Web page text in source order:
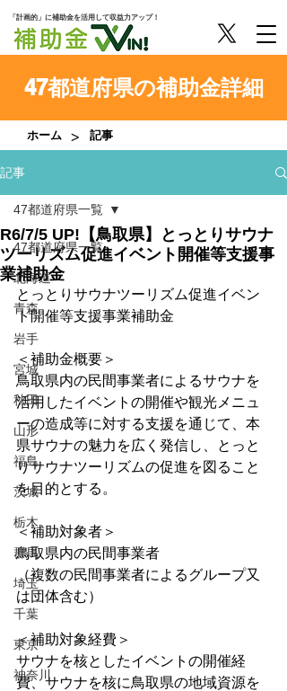
「計画的」に補助金を活用して収益力アップ！
47都道府県の補助金詳細
ホーム > 記事
記事
47都道府県一覧
北海道
青森
岩手
宮城
秋田
山形
福島
茨城
栃木
群馬
埼玉
千葉
東京
神奈川
47都道府県一覧
R6/7/5 UP!【鳥取県】とっとりサウナ
ツーリズム促進イベント開催等支援事
業補助金
とっとりサウナツーリズム促進イベン
ト開催等支援事業補助金
＜補助金概要＞
鳥取県内の民間事業者によるサウナを
活用したイベントの開催や観光メニュ
ーの造成等に対する支援を通じて、本
県サウナの魅力を広く発信し、とっと
りサウナツーリズムの促進を図ること
を目的とする。
＜補助対象者＞
鳥取県内の民間事業者
（複数の民間事業者によるグループ又
は団体含む）
＜補助対象経費＞
サウナを核としたイベントの開催経
費、サウナを核に鳥取県の地域資源を